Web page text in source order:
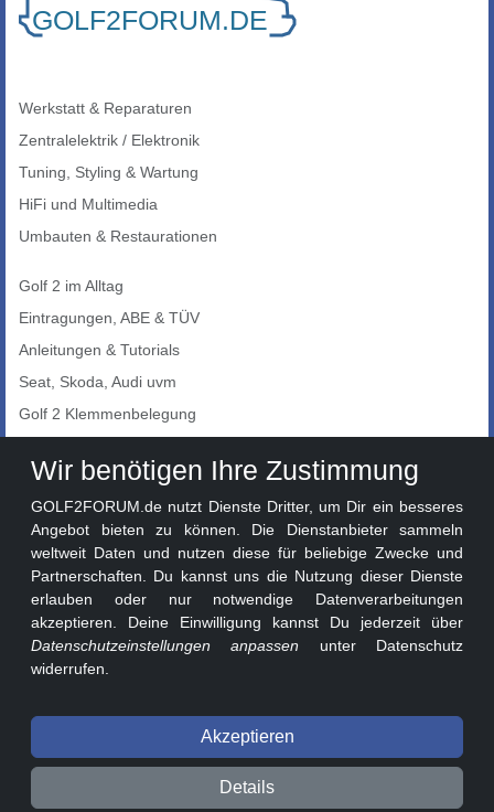
Werkstatt & Reparaturen
Zentralelektrik / Elektronik
Tuning, Styling & Wartung
HiFi und Multimedia
Umbauten & Restaurationen
Golf 2 im Alltag
Eintragungen, ABE & TÜV
Anleitungen & Tutorials
Seat, Skoda, Audi uvm
Golf 2 Klemmenbelegung
Auto-Showroom
Golf 2 Lackcodes
Sonderversionen
Sonstige Marken
© 2026 GOLF2FORUM - Volkswagen Golf II Forum seit 2010 ❤️
Wir benötigen Ihre Zustimmung
GOLF2FORUM.de nutzt Dienste Dritter, um Dir ein besseres
Angebot bieten zu können. Die Dienstanbieter sammeln
weltweit Daten und nutzen diese für beliebige Zwecke und
Partnerschaften. Du kannst uns die Nutzung dieser Dienste
erlauben oder nur notwendige Datenverarbeitungen
akzeptieren. Deine Einwilligung kannst Du jederzeit über
Datenschutzeinstellungen anpassen unter Datenschutz
widerrufen.
Akzeptieren
Details